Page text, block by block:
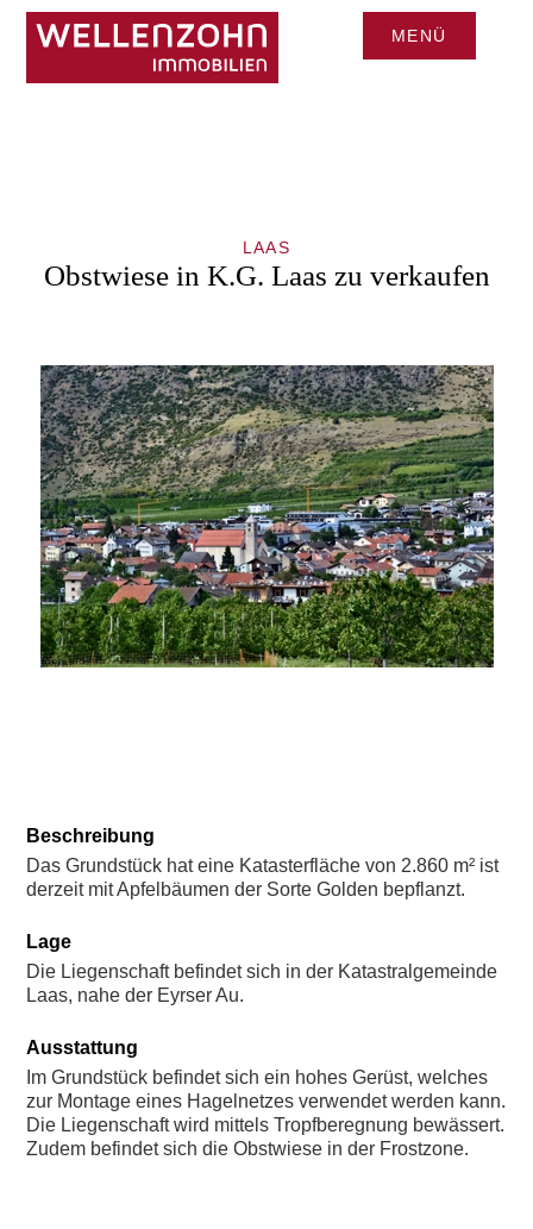
MENÜ
DEUITAENG
LAAS
Obstwiese in K.G. Laas zu verkaufen
Beschreibung
Das Grundstück hat eine Katasterfläche von 2.860 m² ist
derzeit mit Apfelbäumen der Sorte Golden bepflanzt.
Lage
Die Liegenschaft befindet sich in der Katastralgemeinde
Laas, nahe der Eyrser Au.
Ausstattung
Im Grundstück befindet sich ein hohes Gerüst, welches
zur Montage eines Hagelnetzes verwendet werden kann.
Die Liegenschaft wird mittels Tropfberegnung bewässert.
Zudem befindet sich die Obstwiese in der Frostzone.